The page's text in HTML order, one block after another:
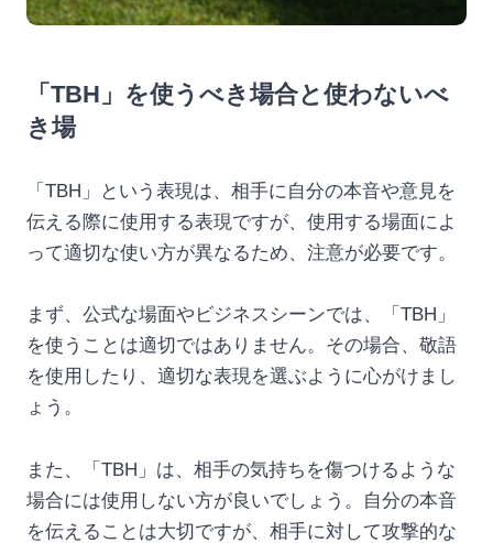
「TBH」を使うべき場合と使わないべ
き場
「TBH」という表現は、相手に自分の本音や意見を
伝える際に使用する表現ですが、使用する場面によ
って適切な使い方が異なるため、注意が必要です。
まず、公式な場面やビジネスシーンでは、「TBH」
を使うことは適切ではありません。その場合、敬語
を使用したり、適切な表現を選ぶように心がけまし
ょう。
また、「TBH」は、相手の気持ちを傷つけるような
場合には使用しない方が良いでしょう。自分の本音
を伝えることは大切ですが、相手に対して攻撃的な